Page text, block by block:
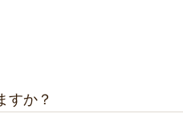
すか？